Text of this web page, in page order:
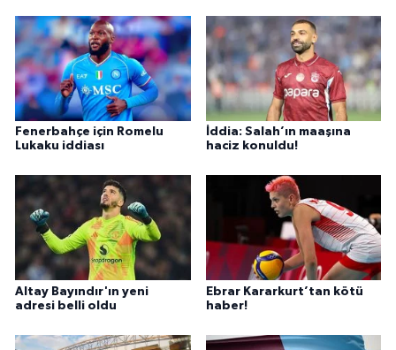
Fenerbahçe için Romelu
Lukaku iddiası
İddia: Salah’ın maaşına
haciz konuldu!
Altay Bayındır'ın yeni
adresi belli oldu
Ebrar Kararkurt’tan kötü
haber!